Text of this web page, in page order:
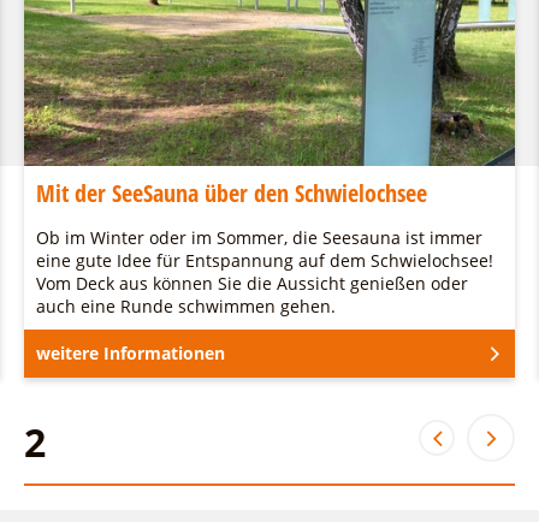
Mit der SeeSauna über den Schwielochsee
Ob im Winter oder im Sommer, die Seesauna ist immer
eine gute Idee für Entspannung auf dem Schwielochsee!
Vom Deck aus können Sie die Aussicht genießen oder
auch eine Runde schwimmen gehen.
weitere Informationen
2